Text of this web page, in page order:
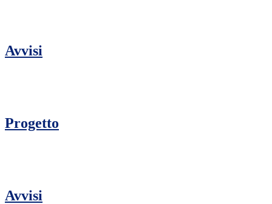
Avvisi
Progetto
Avvisi